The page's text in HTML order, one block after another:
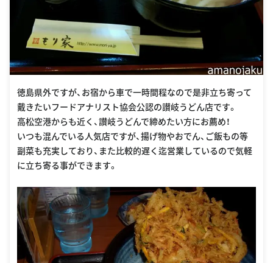
徳島県外ですが、お宿から車で一時間程なので是非立ち寄って
戴きたいフードアナリスト協会公認の讃岐うどん店です。
高松空港からも近く、讃岐うどんで締めたい方にお薦め！
いつも混んでいる人気店ですが、揚げ物やおでん、ご飯もの等
副菜も充実しており、また比較的遅く迄営業しているので気軽
に立ち寄る事ができます。